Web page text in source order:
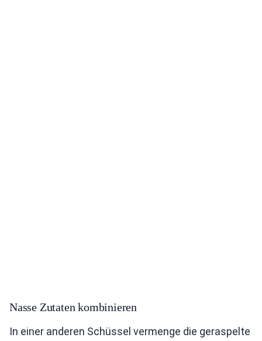
Nasse Zutaten kombinieren
In einer anderen Schüssel vermenge die geraspelte